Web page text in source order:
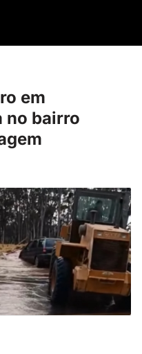
em
no bairro